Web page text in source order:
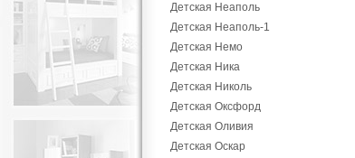
Детская Неаполь
Детская Неаполь-1
Детская Немо
Детская Ника
Детская Николь
Детская Оксфорд
Детская Оливия
Детская Оскар